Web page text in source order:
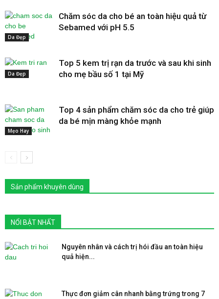
Da Đẹp
Chăm sóc da cho bé an toàn hiệu quả từ
Sebamed với pH 5.5
Da Đẹp
Top 5 kem trị rạn da trước và sau khi sinh
cho mẹ bầu số 1 tại Mỹ
Mẹo Hay
Top 4 sản phẩm chăm sóc da cho trẻ giúp
da bé mịn màng khỏe mạnh
Sản phẩm khuyên dùng
NỔI BẬT NHẤT
Nguyên nhân và cách trị hói đầu an toàn hiệu
quả hiện...
Thực đơn giảm cân nhanh bằng trứng trong 7